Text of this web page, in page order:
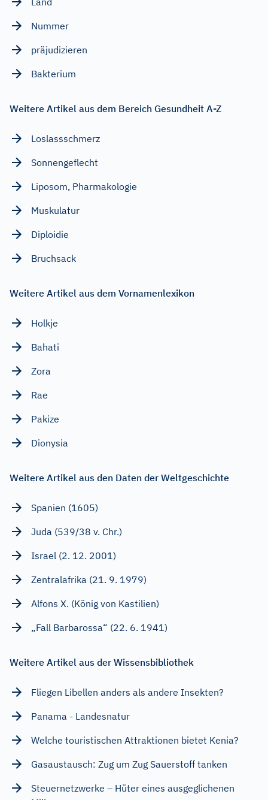
Nummer
präjudizieren
Bakterium
Weitere Artikel aus dem Bereich Gesundheit A-Z
Loslassschmerz
Sonnengeflecht
Liposom, Pharmakologie
Muskulatur
Diploidie
Bruchsack
Weitere Artikel aus dem Vornamenlexikon
Holkje
Bahati
Zora
Rae
Pakize
Dionysia
Weitere Artikel aus den Daten der Weltgeschichte
Spanien (1605)
Juda (539/38 v. Chr.)
Israel (2. 12. 2001)
Zentralafrika (21. 9. 1979)
Alfons X. (König von Kastilien)
„Fall Barbarossa“ (22. 6. 1941)
Weitere Artikel aus der Wissensbibliothek
Fliegen Libellen anders als andere Insekten?
Panama - Landesnatur
Welche touristischen Attraktionen bietet Kenia?
Gasaustausch: Zug um Zug Sauerstoff tanken
Steuernetzwerke – Hüter eines ausgeglichenen